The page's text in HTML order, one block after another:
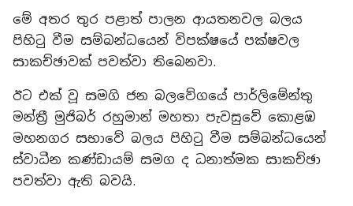
මේ අතර තුර පළාත් පාලන ආයතනවල බලය
පිහිටු වීම සම්බන්ධයෙන් විපක්ෂයේ පක්ෂවල
සාකච්ඡාවක් පවත්වා තිබෙනවා.
ඊට එක් වූ සමගි ජන බලවේගයේ පාර්ලිමේන්තු
මන්ත්‍රී මුජිබර් රහුමාන් මහතා පැවසුවේ කොළඹ
මහනගර සභාවේ බලය පිහිටු වීම සම්බන්ධයෙන්
ස්වාධීන කණ්ඩායම් සමග ද ධනාත්මක සාකච්ඡා
පවත්වා ඇති බවයි.